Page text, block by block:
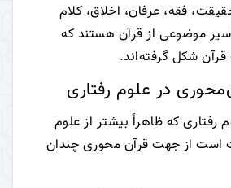
فقه، عرفان، اخلاق، کلام
موضوعی از قرآن هستند که
قرآن شکل گرفته‌اند.
در علوم رفتاری
که ظاهراً بیشتر از علوم
است از جهت قرآن محوری چندان